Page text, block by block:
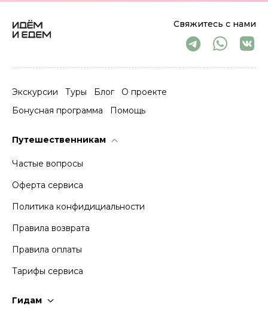
Свяжитесь с нами
Экскурсии Туры Блог
О проекте
Бонусная программа
Помощь
Путешественникам
Частые вопросы
Оферта сервиса
Политика конфидициальности
Правила возврата
Правила оплаты
Тарифы сервиса
Гидам